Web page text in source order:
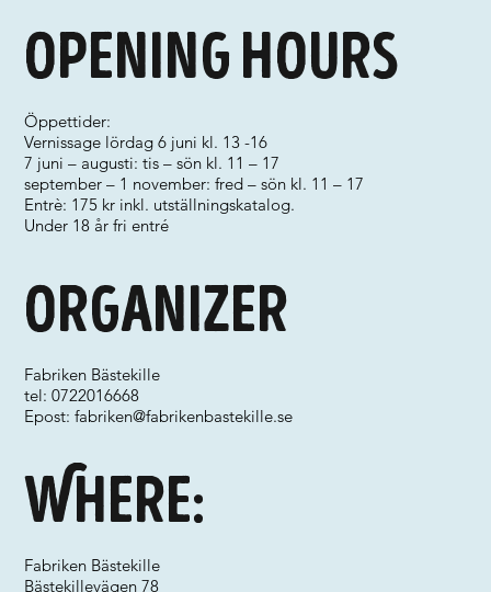
Where:
Organizer
Fabriken Bästekille
tel: 0722016668
Epost:fabriken@fabrikenbastekille.se
Fabriken Bästekille
Bästekillevägen 78
Opening hours
Öppettider:
Vernissage lördag 6 juni kl. 13 -16
7 juni – augusti: tis – sön kl. 11 – 17
september – 1 november: fred – sön kl. 11 – 17
Entrè: 175 kr inkl. utställningskatalog.
Under 18 år fri entré